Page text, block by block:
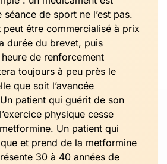
de sport ne l’est pas.
peut être commercialisé à prix
durée du brevet, puis
de renforcement
toujours à peu près le
que soit l’avancée
patient qui guérit de son
physique cesse
Un patient qui
et prend de la metformine
30 à 40 années de